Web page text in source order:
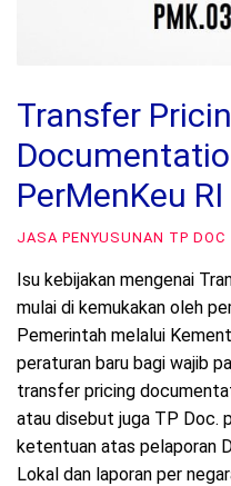
Transfer
PerMenKeu
JASA PENYUSUNAN TP DOC
Isu kebijakan mengenai
mulai di kemukakan oleh
Pemerintah melalui
peraturan baru bagi wajib
transfer pricing
atau disebut juga TP Doc.
ketentuan atas pelaporan
Lokal dan laporan per